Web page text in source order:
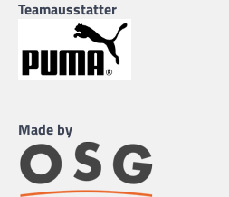
Teamausstatter
Made by